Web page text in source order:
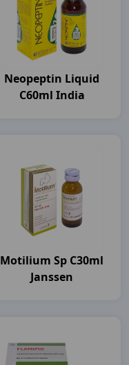
Neopeptin Liquid
C60ml India
Motilium Sp C30ml
Janssen